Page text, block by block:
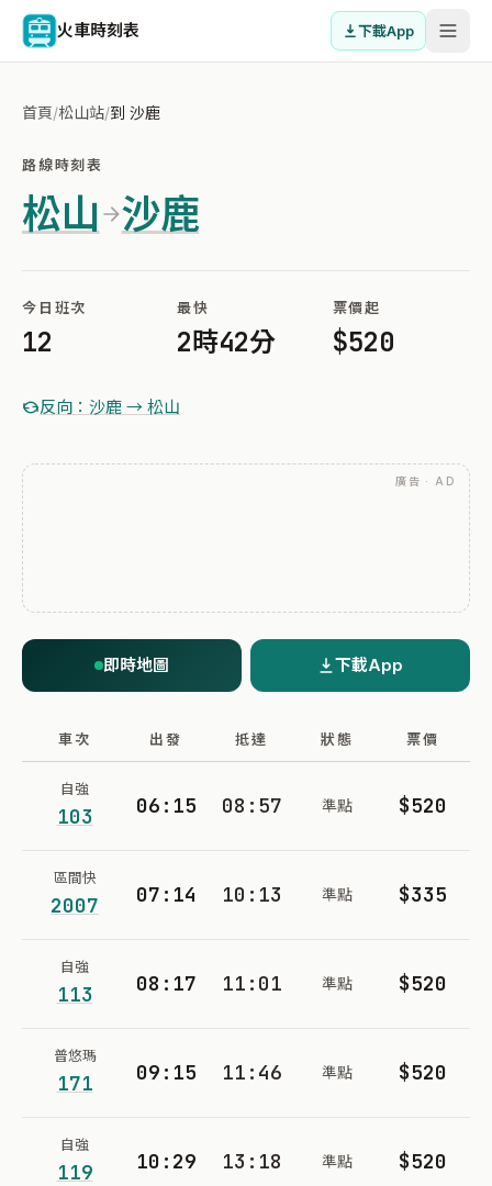
火車時刻表 下載App
首頁/松山站/到 沙鹿
路線時刻表
松山 沙鹿
今日班次
12
最快
2時42分
票價起
$520
反向：沙鹿 → 松山
廣告 · AD
即時地圖 下載App
車次 出發 抵達 狀態 票價
自強
103 06:15 08:57 準點 $520
區間快
2007 07:14 10:13 準點 $335
自強
113 08:17 11:01 準點 $520
普悠瑪
171 09:15 11:46 準點 $520
自強
119 10:29 13:18 準點 $520